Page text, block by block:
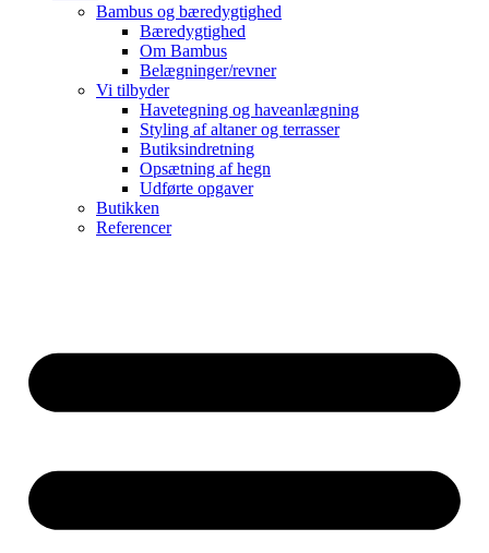
Bambus og bæredygtighed
Bæredygtighed
Om Bambus
Belægninger/revner
Vi tilbyder
Havetegning og haveanlægning
Styling af altaner og terrasser
Butiksindretning
Opsætning af hegn
Udførte opgaver
Butikken
Referencer